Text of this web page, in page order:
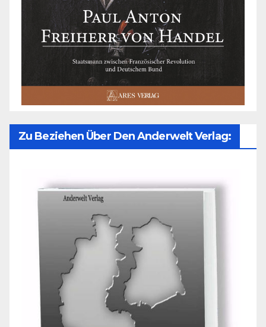
Zu Beziehen Über Den Anderwelt Verlag: